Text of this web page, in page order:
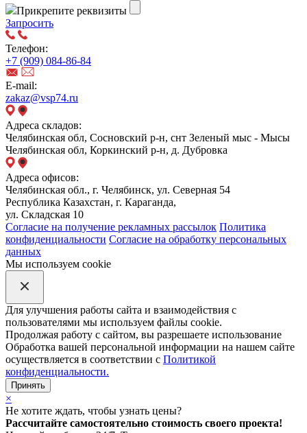
Прикрепите реквизиты
Запросить
Телефон:
+7 (909) 084-86-84
E-mail:
zakaz@vsp74.ru
Адреса складов:
Челябинская обл, Сосновский р-н, снт Зеленый мыс - Мысы
Челябинская обл, Коркинский р-н, д. Дубровка
Адреса офисов:
Челябинская обл., г. Челябинск, ул. Северная 54
Республика Казахстан, г. Караганда,
ул. Складская 10
Согласие на получение рекламных рассылок Политика
конфиденциальности Согласие на обработку персональных
данных
Мы используем cookie
Для улучшения работы сайта и взаимодействия с
пользователями мы используем файлы cookie.
Продолжая работу с сайтом, вы разрешаете использование
Обработка вашей персональной информации на нашем сайте
осуществляется в соответствии с Политикой
конфиденциальности.
Принять
×
Не хотите ждать, чтобы узнать цены?
Рассчитайте самостоятельно стоимость своего проекта!